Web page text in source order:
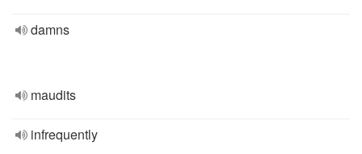
damns
maudits
infrequently